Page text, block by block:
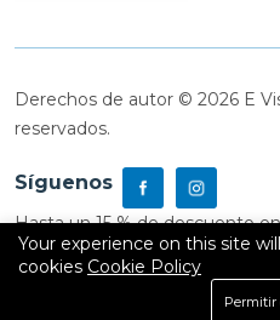
Derechos de autor © 2026 E
reservados.
Síguenos
Hasta un 15 % de descuento
Your experience on this site
cookies Cookie Policy
Permitir